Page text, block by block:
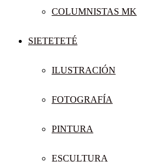
COLUMNISTAS MK
SIETETETÉ
ILUSTRACIÓN
FOTOGRAFÍA
PINTURA
ESCULTURA